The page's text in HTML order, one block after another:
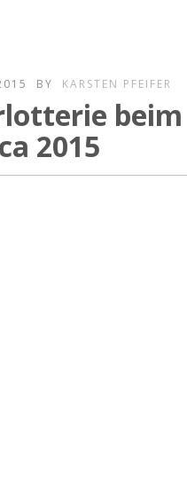
BY KARSTEN PFEIFER
beim
2015